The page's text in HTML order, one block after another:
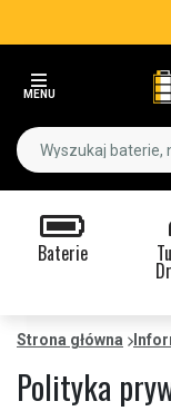
MENU
Baterie
Strona główna
Polityka